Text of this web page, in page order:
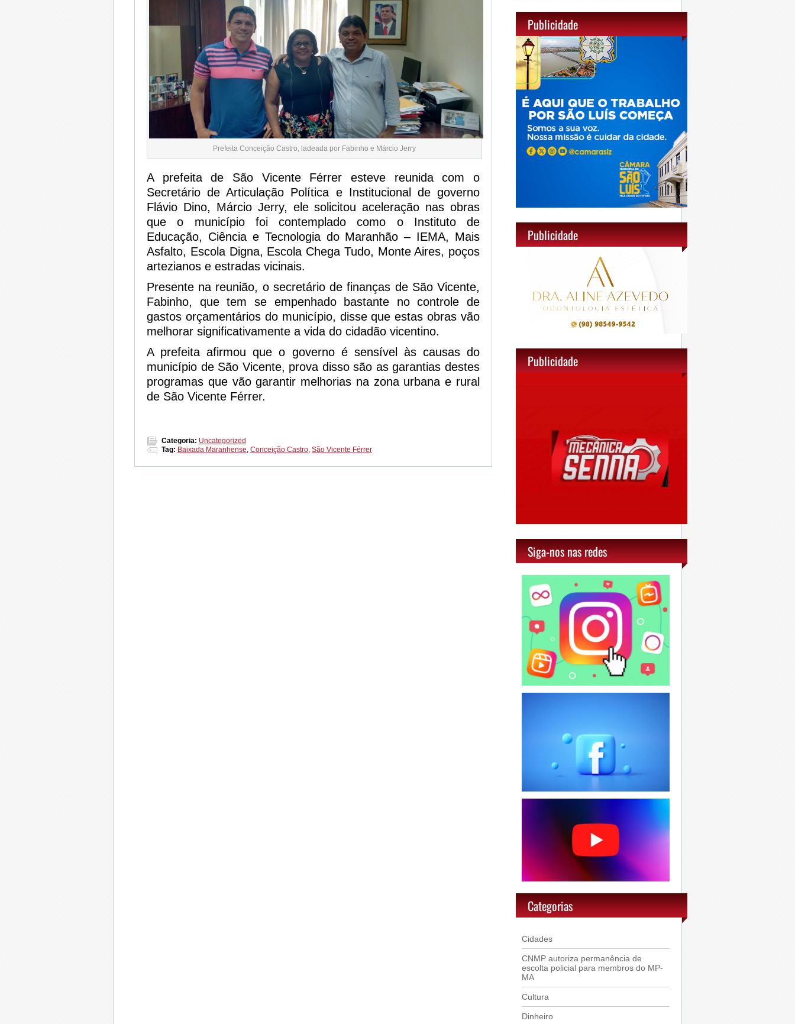
Prefeita Conceição Castro, ladeada por Fabinho e Márcio Jerry
A prefeita de São Vicente Férrer esteve reunida com o
Secretário de Articulação Política e Institucional de governo
Flávio Dino, Márcio Jerry, ele solicitou aceleração nas obras
que o município foi contemplado como o Instituto de
Educação, Ciência e Tecnologia do Maranhão – IEMA, Mais
Asfalto, Escola Digna, Escola Chega Tudo, Monte Aires, poços
artezianos e estradas vicinais.
Presente na reunião, o secretário de finanças de São Vicente,
Fabinho, que tem se empenhado bastante no controle de
gastos orçamentários do município, disse que estas obras vão
melhorar significativamente a vida do cidadão vicentino.
A prefeita afirmou que o governo é sensível às causas do
município de São Vicente, prova disso são as garantias destes
programas que vão garantir melhorias na zona urbana e rural
de São Vicente Férrer.
Categoria: Uncategorized
Tag: Baixada Maranhense, Conceição Castro, São Vicente Férrer
Publicidade
Publicidade
Publicidade
Siga-nos nas redes
Categorias
Cidades
CNMP autoriza permanência de
escolta policial para membros do MP-
MA
Cultura
Dinheiro